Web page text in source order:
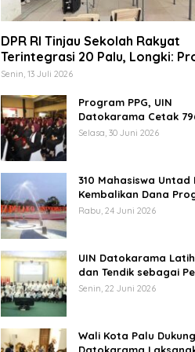
Muktamar Ke-35, AS
Ingatkan Evaluasi
Hubungan NU dan
DPR RI Tinjau Sekolah Rakyat
Terintegrasi 20 Palu, Longki:
Prabowo Angkat Martabat Anak
Senin, 13 Juli 2026
Program PPG, UIN
Datokarama Cetak
Profesional
Selasa, 30 Juni 2026
310 Mahasiswa Untad
Kembalikan Dana
Berani Cerdas, Kadisdik
Rabu, 24 Juni 2026
UIN Datokarama
dan Tendik sebagai
Moderasi Beragama
Senin, 22 Juni 2026
Wali Kota Palu